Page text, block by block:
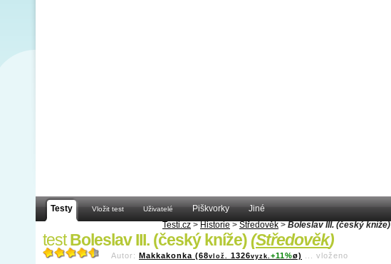
Testy Vložit test Uživatelé Piškvorky
Jiné
Testi.cz > Historie > Středověk > Boleslav III. (český kníže)
testBoleslav III. (český kníže)(Středověk)
Autor: Makkakonka (68vlož. 1326vyzk. +11%ø)
vloženo